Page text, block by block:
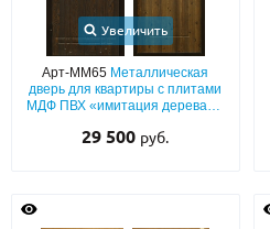
Увеличить
Арт-ММ65 Металлическая
дверь для квартиры с плитами
МДФ ПВХ «имитация дерева» с
29 500 руб.